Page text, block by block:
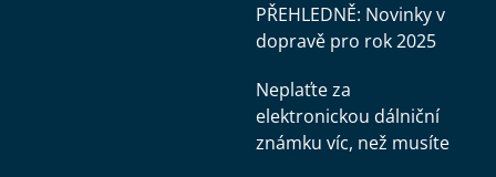
PŘEHLEDNĚ: Novinky v
dopravě pro rok 2025
Neplaťte za
elektronickou dálniční
známku víc, než musíte